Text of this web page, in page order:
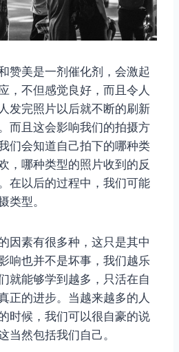
赞美是一剂催化剂，会激起
，不但感觉良好，而且令人
发完照片以后就不断的刷新
而且这会影响我们的拍摄方
们会知道自己拍下的哪种类
，哪种类型的照片收到的反
在以后的过程中，我们可能
类型。
因素有很多种，这只是其中
响也并不是坏事，我们越乐
就能够学到越多，只活在自
正的进步。当越来越多的人
时候，我们可以很自豪的说
当然包括我们自己。